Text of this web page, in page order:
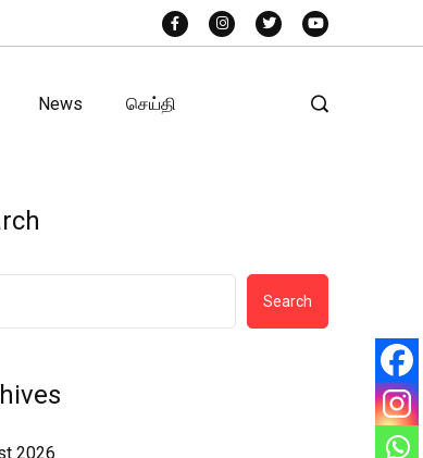
News செய்தி
Search
2026